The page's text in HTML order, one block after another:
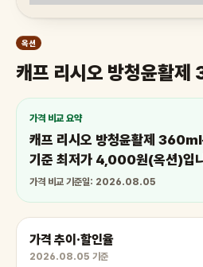
옥션
캐프 리시오 방청윤활
가격 비교 요약
캐프 리시오 방청윤활제
기준 최저가 4,000원(옥션)입
가격 비교 기준일: 2026.08.05
가격 추이·할인율
2026.08.05 기준